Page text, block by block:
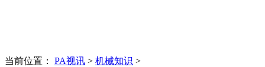
当前位置： PA视讯 > 机械知识 >